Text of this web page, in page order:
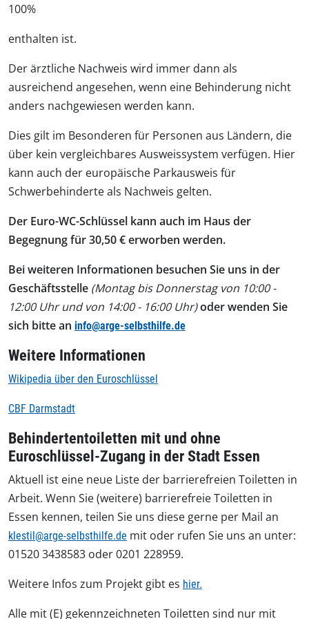
100%
enthalten ist.
Der ärztliche Nachweis wird immer dann als
ausreichend angesehen, wenn eine Behinderung nicht
anders nachgewiesen werden kann.
Dies gilt im Besonderen für Personen aus Ländern, die
über kein vergleichbares Ausweissystem verfügen. Hier
kann auch der europäische Parkausweis für
Schwerbehinderte als Nachweis gelten.
Der Euro-WC-Schlüssel kann auch im Haus der
Begegnung für 30,50 € erworben werden.
Bei weiteren Informationen besuchen Sie uns in der
Geschäftsstelle (Montag bis Donnerstag von 10:00 -
12:00 Uhrund von 14:00 - 16:00 Uhr)oderwenden Sie
sich bitte an info@arge-selbsthilfe.de
Weitere Informationen
Wikipedia über den Euroschlüssel
CBF Darmstadt
Behindertentoiletten mit und ohne
Euroschlüssel-Zugang in der Stadt Essen
Aktuell ist eine neue Liste der barrierefreien Toiletten in
Arbeit. Wenn Sie (weitere) barrierefreie Toiletten in
Essen kennen, teilen Sie uns diese gerne per Mail an
klestil@arge-selbsthilfe.de mit oder rufen Sie uns an unter:
01520 3438583 oder 0201 228959.
Weitere Infos zum Projekt gibt es hier.
Alle mit (E) gekennzeichneten Toiletten sind nur mit